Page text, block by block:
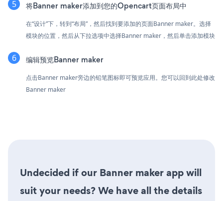
将Banner maker添加到您的Opencart页面布局中
在“设计”下，转到“布局”，然后找到要添加的页面Banner maker。选择
模块的位置，然后从下拉选项中选择Banner maker，然后单击添加模块
编辑预览Banner maker
点击Banner maker旁边的铅笔图标即可预览应用。您可以回到此处修改
Banner maker
Undecided if our Banner maker app will
suit your needs? We have all the details